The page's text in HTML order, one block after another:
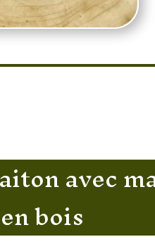
avec
en bois